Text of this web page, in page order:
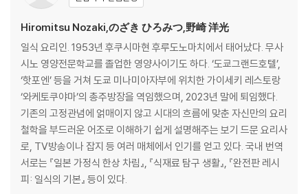
생산되는 지역에 따라 사케의 맛은 다를까?
일본에서 사케를 가장 많이 만들고 있는 곳은 어디?
역시 사케는 일식과 궁합이 가장 좋을까?
사케가 다른 술에 비해 ‘숙취가 생기기 쉽다’는 말은 사실일까?
사케는 다른 술과 비교했을 때 열량이 높을까?
칼럼 요리도 술도 이득이 되는 것이 이상적
제2장 누군가에게 말하고 싶은 사케 이야기
【주조 편】
사케는 언제부터 마셨을까?
과거 사케를 마시지 않았던 이유
Hiromitsu Nozaki,のざき ひろみつ,野崎 洋光
일식 요리인. 1953년 후쿠시마현 후루도노마치에서 태어났다. 무사
시노 영양전문학교를 졸업한 영양사이기도 하다. ‘도쿄그랜드호텔’,
‘핫포엔’ 등을 거쳐 도쿄 미나미아자부에 위치한 가이세키 레스토랑
‘와케토쿠야마’의 총주방장을 역임했으며, 2023년 말에 퇴임했다.
기존의 고정관념에 얽매이지 않고 시대의 흐름에 맞춘 자신만의 요리
철학을 부드러운 어조로 이해하기 쉽게 설명해주는 보기 드문 요리사
로, TV방송이나 잡지 등 여러 매체에서 인기를 얻고 있다. 국내 번역
서로는 『일본 가정식 한상 차림』, 『식재료 탐구 생활』, 『완전판 레시
피: 일식의 기본』 등이 있다.